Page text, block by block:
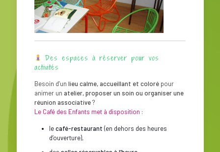
Des espaces à réserver pour vos
activités
Besoin d’un lieu calme, accueillant et colorépour
animer un atelier, proposer un soin ou organiser une
réunion associative?
Le Café des Enfants met à disposition :
lecafé-restaurant (en dehors des heures
d’ouverture),